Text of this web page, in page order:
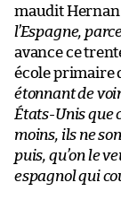
maudit Hernan
l’Espagne,
avance ce
école primaire
étonnant de
États-Unis que
moins, ils ne
puis, qu’on le
espagnol qui